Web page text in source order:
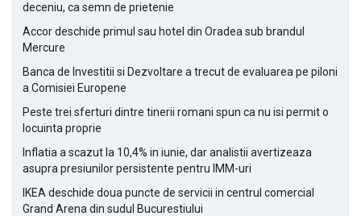
deceniu, ca semn de prietenie
Accor deschide primul sau hotel din Oradea sub brandul
Mercure
Banca de Investitii si Dezvoltare a trecut de evaluarea pe piloni
a Comisiei Europene
Peste trei sferturi dintre tinerii romani spun ca nu isi permit o
locuinta proprie
Inflatia a scazut la 10,4% in iunie, dar analistii avertizeaza
asupra presiunilor persistente pentru IMM-uri
IKEA deschide doua puncte de servicii in centrul comercial
Grand Arena din sudul Bucurestiului